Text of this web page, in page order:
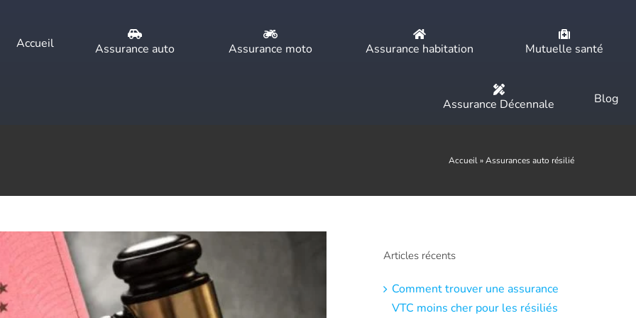
Accueil Assurance auto Assurance moto Assurance habitation Mutuelle santé
Assurance Décennale Blog
Accueil»Assurances auto résilié
Articles récents
Comment trouver une assurance
VTC moins cher pour les résiliés